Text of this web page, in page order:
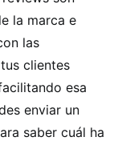
la marca e
las
clientes
esa
enviar un
saber cuál ha